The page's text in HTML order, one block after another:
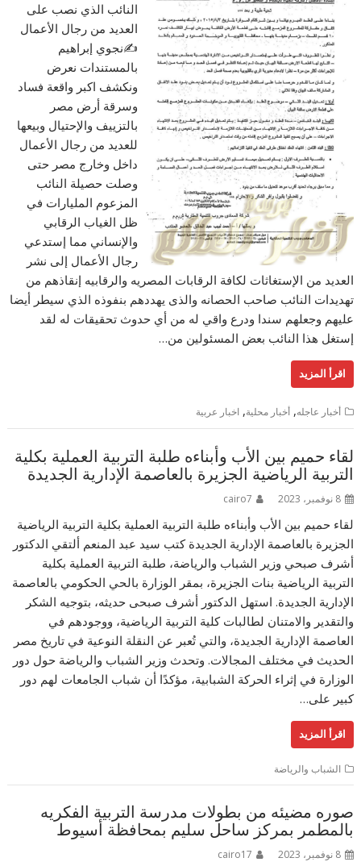
النائب الذي نصب على
العديد من رجال الأعمال
✍️نجوي إبراهيم
بالمستندات نعرض
ونكشف اكبر واقعة فساد
وسرقة أرض مصر
بالتزييف والإحتيال وبيعها
للعديد من رجال الأعمال
داخل وخارج مصر حتى
وصلت حصيلة النائب
المزعوم المليارات في
ظل الغياب الرقابي
والإنساني مما إستدعي
رجال الأعمال إلى نشر
العديد من الإستغاثات لكافة الرقابات المصريه والرقابيه إنقاذهم من
تهديدات النائب صاحب الحصانه والذى يهددهم بنفوذه الذي سيطر أيضا
عليهم وجعلهم سندا ودرع واقي له من أي حدوث تحقيقات له لقد
إستغل هذا النائب بعض المسئولين من…
اقرأ المزيد
أخبار عاجله,أخبار محلية,اخبار عربية
لقاء حميم بين الأب وأبناءه طلبة التربية العملية بكلية
التربية الرياضية الجزيرة بالعاصمة الإدارية الجديدة
8 نوفمبر، 2023 cairo7
لقاء حميم بين الأب وأبناءه طلبة التربية العملية بكلية التربية الرياضية
الجزيرة بالعاصمة الإدارية الجديدة كتب سيد عبد المنعم ألتقي الدكتور
أشرف صبحي وزير الشباب والرياضة، طلبة التربية العملية بكلية
التربية الرياضية بنات الجزيرة، بمقر الوزارة بالحي الحكومي بالعاصمة
الإدارية الجديدة. استهل الدكتور أشرف صبحى حديثه، بتوجيه الشكر
والتقدير والامتنان لطالبات كلية التربية الرياضية، ووجودهم في
العاصمة الإدارية الجديدة، والتي تُعبر عن النقلة النوعية في تاريخ مصر
الحديث في مختلف المجالات. وتحدث وزير الشباب والرياضة حول دور
الوزارة في إثراء الحركة الشبابية، مؤكدًا أن شباب الجامعات لهم دور
كبير على…
اقرأ المزيد
الشباب والرياضة
صوره مضيئه من بطولات مدرسة التربية الفكريه
بالمطمر بمركز ساحل سليم بمحافظة أسيوط
8 نوفمبر، 2023 cairo17